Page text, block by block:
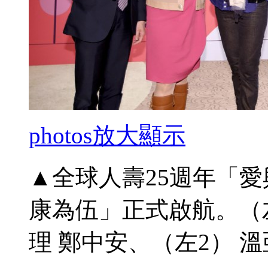
photos放大顯示
▲全球人壽25週年「
康為伍」正式啟航。
理 鄭中安、（左2）